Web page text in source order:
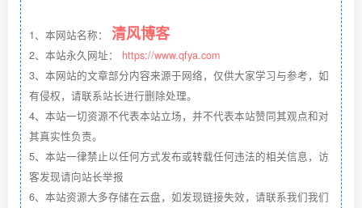
1、本网站名称： 清风博客
2、本站永久网址： https://www.qfya.com
3、本网站的文章部分内容来源于网络，仅供大家学习与参考，如
有侵权，请联系站长进行删除处理。
4、本站一切资源不代表本站立场，并不代表本站赞同其观点和对
其真实性负责。
5、本站一律禁止以任何方式发布或转载任何违法的相关信息，访
客发现请向站长举报
6、本站资源大多存储在云盘，如发现链接失效，请联系我们我们